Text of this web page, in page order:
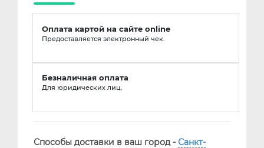
Оплата картой на сайте online
Предоставляется электронный чек.
Безналичная оплата
Для юридических лиц.
Способы доставки в ваш город - Санкт-